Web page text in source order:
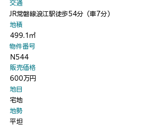
​交通
JR常磐線浪江駅徒歩54分（車7分）
地積
499.1㎡
​物件番号
N544
​販売価格
600万円
​地目
宅地
​地勢
平坦